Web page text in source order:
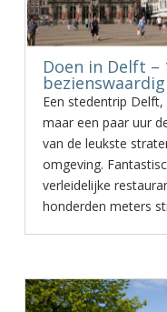
Doen in Delft
Een stedentrip
maar een paar uur
van de leukste
omgeving.
verleidelijke
honderden meters